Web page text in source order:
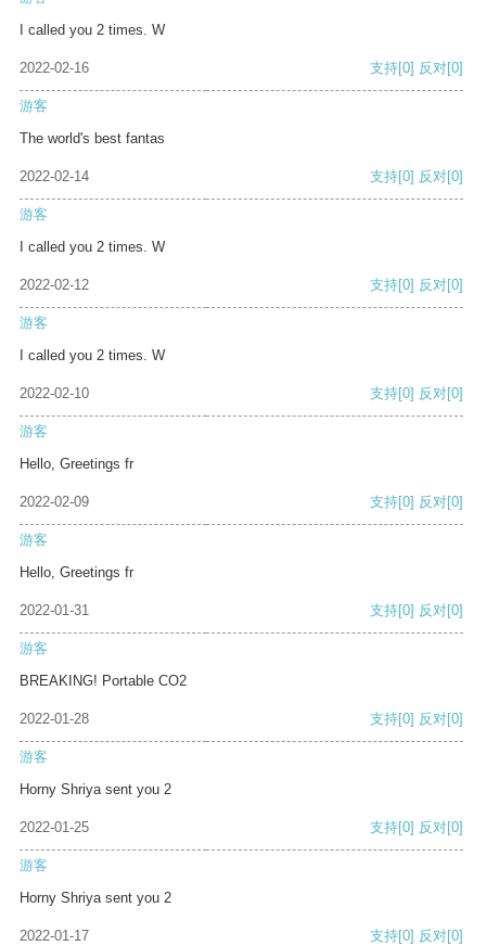
I called you 2 times. W
2022-02-16 支持[0] 反对[0]
游客
The world's best fantas
2022-02-14 支持[0] 反对[0]
游客
I called you 2 times. W
2022-02-12 支持[0] 反对[0]
游客
I called you 2 times. W
2022-02-10 支持[0] 反对[0]
游客
Hello, Greetings fr
2022-02-09 支持[0] 反对[0]
游客
Hello, Greetings fr
2022-01-31 支持[0] 反对[0]
游客
BREAKING! Portable CO2
2022-01-28 支持[0] 反对[0]
游客
Horny Shriya sent you 2
2022-01-25 支持[0] 反对[0]
游客
Horny Shriya sent you 2
2022-01-17 支持[0] 反对[0]